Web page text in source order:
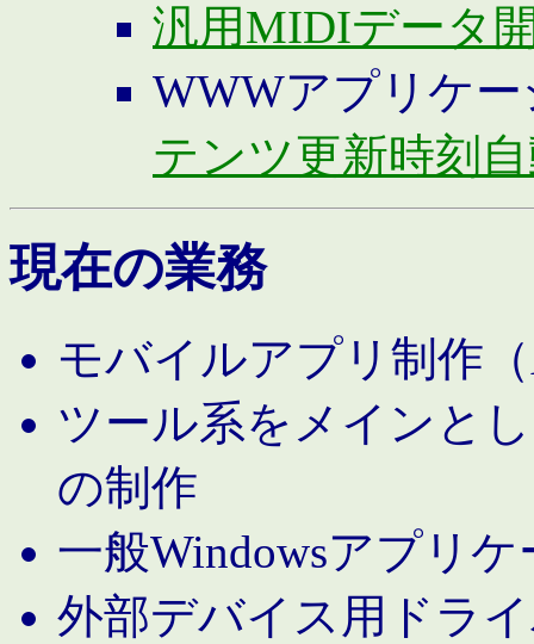
汎用MIDIデータ
WWWアプリケ
テンツ更新時刻
現在の業務
モバイルアプリ制作
ツール系をメインと
の制作
一般Windowsアプリ
外部デバイス用ドラ